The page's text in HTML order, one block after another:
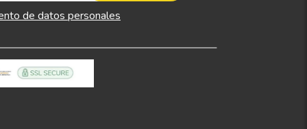
de datos personales